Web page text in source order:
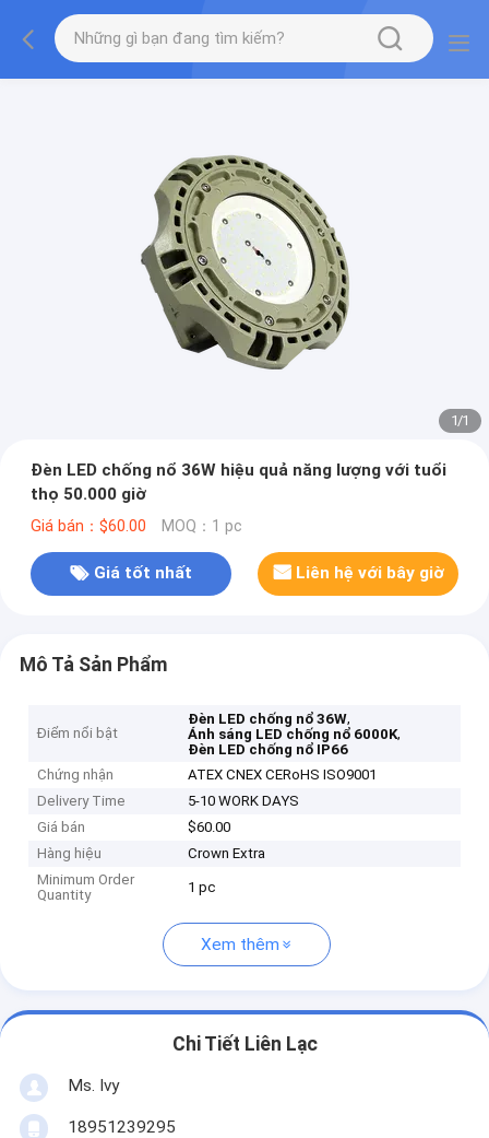
1/1
Đèn LED chống nổ 36W hiệu quả năng lượng với tuổi
thọ 50.000 giờ
Giá bán：$60.00 MOQ：1 pc
Giá tốt nhất Liên hệ với bây giờ
Mô Tả Sản Phẩm
Điểm nổi bật
Đèn LED chống nổ 36W,
Ánh sáng LED chống nổ 6000K,
Đèn LED chống nổ IP66
Chứng nhận
ATEX CNEX CERoHS ISO9001
Delivery Time
5-10 WORK DAYS
Giá bán
$60.00
Hàng hiệu
Crown Extra
Minimum Order
Quantity
1 pc
Xem thêm
Chi Tiết Liên Lạc
Ms. Ivy
18951239295